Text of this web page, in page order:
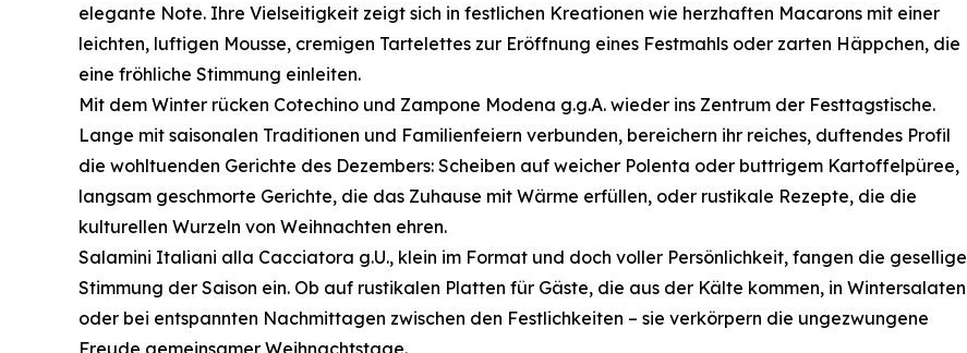
elegante Note. Ihre Vielseitigkeit zeigt sich in festlichen Kreationen wie herzhaften Macarons mit einer
leichten, luftigen Mousse, cremigen Tartelettes zur Eröffnung eines Festmahls oder zarten Häppchen, die
eine fröhliche Stimmung einleiten.
Mit dem Winter rücken Cotechino und Zampone Modena g.g.A. wieder ins Zentrum der Festtagstische.
Lange mit saisonalen Traditionen und Familienfeiern verbunden, bereichern ihr reiches, duftendes Profil
die wohltuenden Gerichte des Dezembers: Scheiben auf weicher Polenta oder buttrigem Kartoffelpüree,
langsam geschmorte Gerichte, die das Zuhause mit Wärme erfüllen, oder rustikale Rezepte, die die
kulturellen Wurzeln von Weihnachten ehren.
Salamini Italiani alla Cacciatora g.U., klein im Format und doch voller Persönlichkeit, fangen die gesellige
Stimmung der Saison ein. Ob auf rustikalen Platten für Gäste, die aus der Kälte kommen, in Wintersalaten
oder bei entspannten Nachmittagen zwischen den Festlichkeiten – sie verkörpern die ungezwungene
Freude gemeinsamer Weihnachtstage.